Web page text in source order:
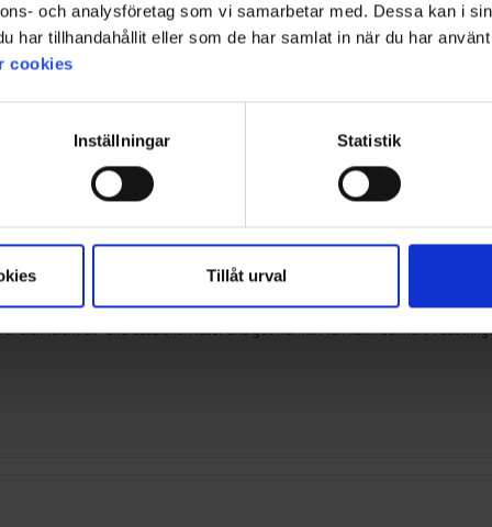
och analysföretag som vi samarbetar med. Dessa kan i
har tillhandahållit eller som de har samlat in när du har
cookies
Inställningar Statistik
Tillåt urval
problemlos einen dünnen zusätzlichen
sich leicht an- und ausziehen lässt und gut wärmt. Man kann dünnere